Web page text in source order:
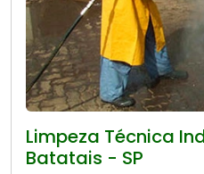
Limpeza Técnica
Batatais - SP